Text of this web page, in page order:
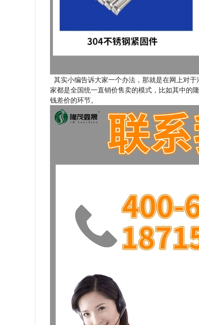
其实小编告诉大家一个办法，那就是在网上对
家都是全国统一直销价售卖的模式，比如其中的
钱差价的环节。